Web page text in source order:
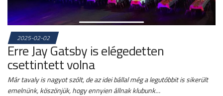
2025-02-02
Erre Jay Gatsby is elégedetten
csettintett volna
Már tavaly is nagyot szólt, de az idei bállal még a legutóbbit is sikerült
emelnünk, köszönjük, hogy ennyien állnak klubunk…